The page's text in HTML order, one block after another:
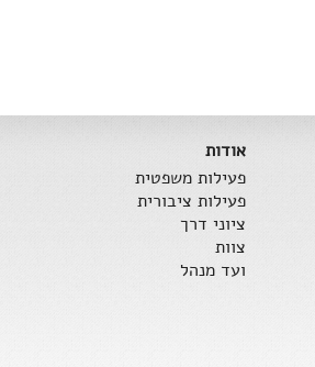
אודות
פעילות משפטית
פעילות ציבורית
ציוני דרך
צוות
ועד מנהל